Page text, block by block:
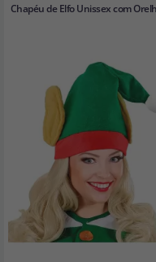
Chapéu de Elfo Unissex com